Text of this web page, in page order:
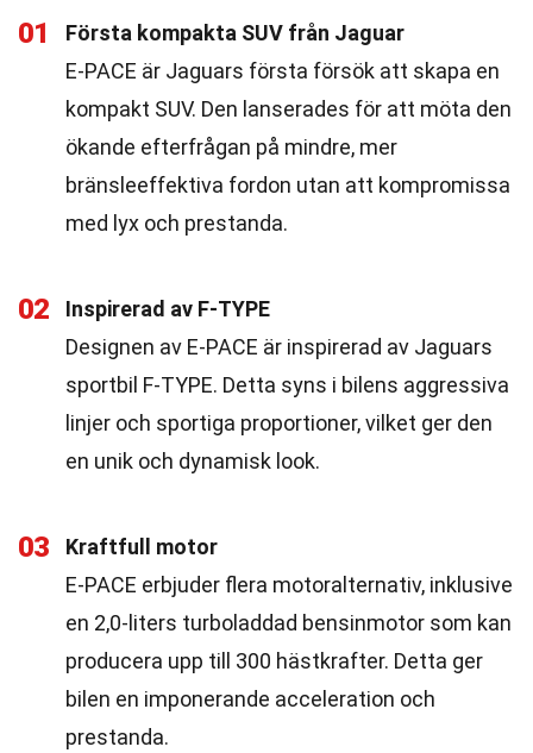
01
Första kompakta SUV från Jaguar
E-PACE är Jaguars första försök att skapa en
kompakt SUV. Den lanserades för att möta den
ökande efterfrågan på mindre, mer
bränsleeffektiva fordon utan att kompromissa
med lyx och prestanda.
02
Inspirerad av F-TYPE
Designen av E-PACE är inspirerad av Jaguars
sportbil F-TYPE. Detta syns i bilens aggressiva
linjer och sportiga proportioner, vilket ger den
en unik och dynamisk look.
03
Kraftfull motor
E-PACE erbjuder flera motoralternativ, inklusive
en 2,0-liters turboladdad bensinmotor som kan
producera upp till 300 hästkrafter. Detta ger
bilen en imponerande acceleration och
prestanda.